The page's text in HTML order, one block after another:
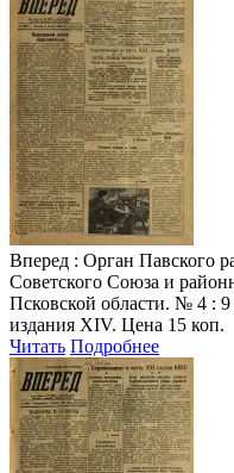
Вперед : Орган Павского
Советского Союза и
Псковской области. № 4 : 9
издания XIV. Цена 15 коп.
Читать Подробнее